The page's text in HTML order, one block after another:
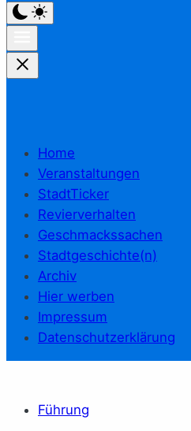
Home
Veranstaltungen
StadtTicker
Revierverhalten
Geschmackssachen
Stadtgeschichte(n)
Archiv
Hier werben
Impressum
Datenschutzerklärung
Führung